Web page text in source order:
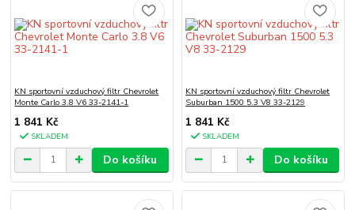
KN sportovní vzduchový filtr Chevrolet
Monte Carlo 3.8 V6 33-2141-1
1 841 Kč
SKLADEM
Do košíku
KN sportovní vzduchový filtr Chevrolet
Suburban 1500 5.3 V8 33-2129
1 841 Kč
SKLADEM
Do košíku